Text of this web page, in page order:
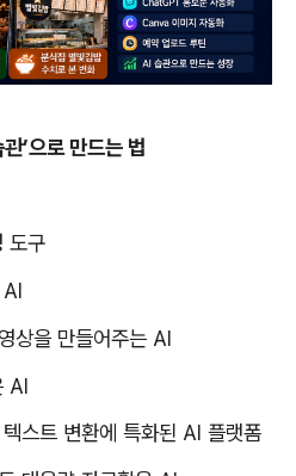
관’으로 만드는 법
도구
AI
상을 만들어주는 AI
AI
스트 변환에 특화된 AI 플랫폼